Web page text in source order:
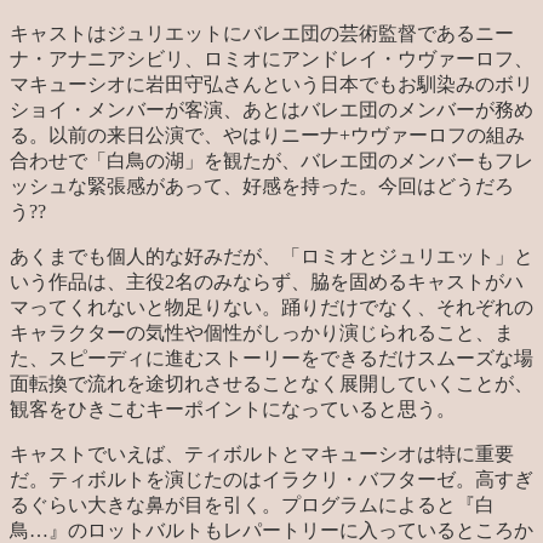
キャストはジュリエットにバレエ団の芸術監督であるニー
ナ・アナニアシビリ、ロミオにアンドレイ・ウヴァーロフ、
マキューシオに岩田守弘さんという日本でもお馴染みのボリ
ショイ・メンバーが客演、あとはバレエ団のメンバーが務め
る。以前の来日公演で、やはりニーナ+ウヴァーロフの組み
合わせで「白鳥の湖」を観たが、バレエ団のメンバーもフレ
ッシュな緊張感があって、好感を持った。今回はどうだろ
う??
あくまでも個人的な好みだが、「ロミオとジュリエット」と
いう作品は、主役2名のみならず、脇を固めるキャストがハ
マってくれないと物足りない。踊りだけでなく、それぞれの
キャラクターの気性や個性がしっかり演じられること、ま
た、スピーディに進むストーリーをできるだけスムーズな場
面転換で流れを途切れさせることなく展開していくことが、
観客をひきこむキーポイントになっていると思う。
キャストでいえば、ティボルトとマキューシオは特に重要
だ。ティボルトを演じたのはイラクリ・バフターゼ。高すぎ
るぐらい大きな鼻が目を引く。プログラムによると『白
鳥…』のロットバルトもレパートリーに入っているところか